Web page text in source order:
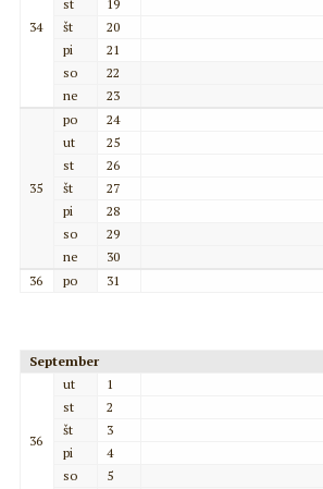
34
st
19
št
20
pi
21
so
22
ne
23
35
po
24
ut
25
st
26
št
27
pi
28
so
29
ne
30
36
po 31
September
36
ut
1
st
2
št
3
pi
4
so
5